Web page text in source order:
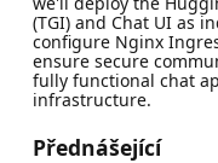
(TGI) and Chat UI as
configure Nginx
ensure secure
fully functional chat
infrastructure.
Přednášející